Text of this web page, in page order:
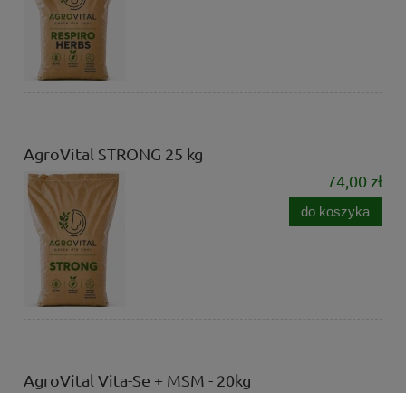
AgroVital STRONG 25 kg
74,00 zł
do koszyka
AgroVital Vita-Se + MSM - 20kg